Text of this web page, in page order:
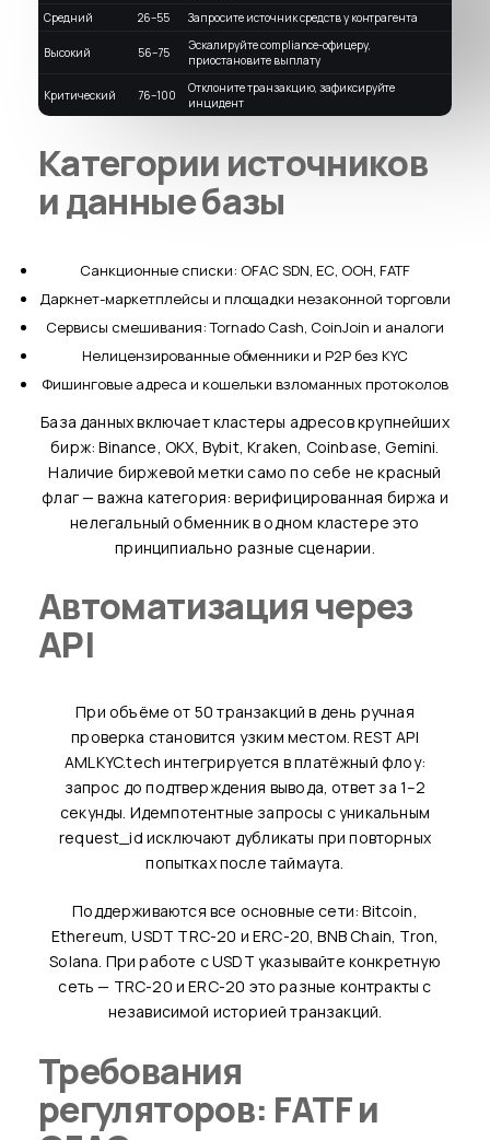
Средний
26–55 Запросите источник средств у контрагента
Высокий 56–75
Эскалируйте compliance-офицеру,
приостановите выплату
Критический 76–100
Отклоните транзакцию, зафиксируйте
инцидент
Категории источников
и данные базы
Санкционные списки: OFAC SDN, ЕС, ООН, FATF
Даркнет-маркетплейсы и площадки незаконной торговли
Сервисы смешивания: Tornado Cash, CoinJoin и аналоги
Нелицензированные обменники и P2P без KYC
Фишинговые адреса и кошельки взломанных протоколов
База данных включает кластеры адресов крупнейших
бирж: Binance, OKX, Bybit, Kraken, Coinbase, Gemini.
Наличие биржевой метки само по себе не красный
флаг — важна категория: верифицированная биржа и
нелегальный обменник в одном кластере это
принципиально разные сценарии.
Автоматизация через
API
При объёме от 50 транзакций в день ручная
проверка становится узким местом. REST API
AMLKYC.tech интегрируется в платёжный флоу:
запрос до подтверждения вывода, ответ за 1–2
секунды. Идемпотентные запросы с уникальным
request_id исключают дубликаты при повторных
попытках после таймаута.
Поддерживаются все основные сети: Bitcoin,
Ethereum, USDT TRC-20 и ERC-20, BNB Chain, Tron,
Solana. При работе с USDT указывайте конкретную
сеть — TRC-20 и ERC-20 это разные контракты с
независимой историей транзакций.
Требования
регуляторов: FATF и